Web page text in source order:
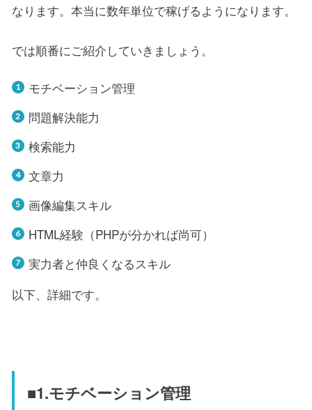
なります。本当に数年単位で稼げるようになります。
では順番にご紹介していきましょう。
モチベーション管理
問題解決能力
検索能力
文章力
画像編集スキル
HTML経験（PHPが分かれば尚可）
実力者と仲良くなるスキル
以下、詳細です。
■1.モチベーション管理